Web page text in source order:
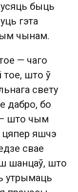
быць
гэта
чынам.
— чаго
тое, што ў
свету
дабро, бо
— што чым
цяпер яшчэ
свае
шанцаў, што
утрымаць